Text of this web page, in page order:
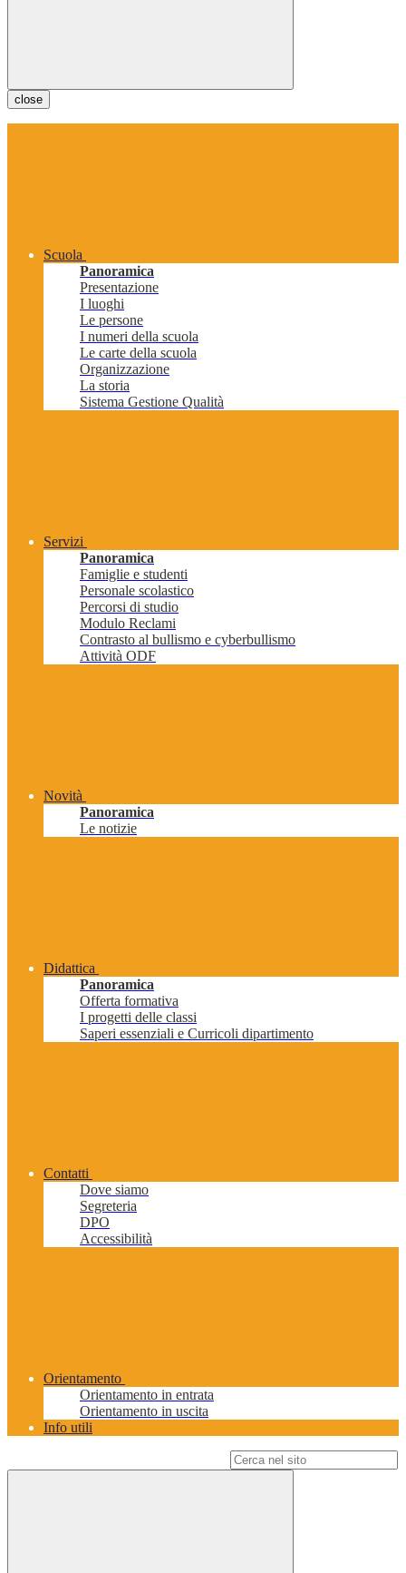
close
Scuola
Panoramica
Presentazione
I luoghi
Le persone
I numeri della scuola
Le carte della scuola
Organizzazione
La storia
Sistema Gestione Qualità
Servizi
Panoramica
Famiglie e studenti
Personale scolastico
Percorsi di studio
Modulo Reclami
Contrasto al bullismo e cyberbullismo
Attività ODF
Novità
Panoramica
Le notizie
Didattica
Panoramica
Offerta formativa
I progetti delle classi
Saperi essenziali e Curricoli dipartimento
Contatti
Dove siamo
Segreteria
DPO
Accessibilità
Orientamento
Orientamento in entrata
Orientamento in uscita
Info utili